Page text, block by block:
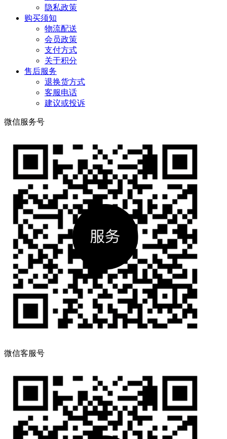
隐私政策
购买须知
物流配送
会员政策
支付方式
关于积分
售后服务
退换货方式
客服电话
建议或投诉
微信服务号
微信客服号